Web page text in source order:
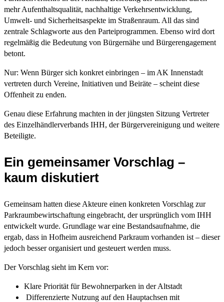
mehr Aufenthaltsqualität, nachhaltige Verkehrsentwicklung,
Umwelt- und Sicherheitsaspekte im Straßenraum. All das sind
zentrale Schlagworte aus den Parteiprogrammen. Ebenso wird dort
regelmäßig die Bedeutung von Bürgernähe und Bürgerengagement
betont.
Nur: Wenn Bürger sich konkret einbringen – im AK Innenstadt
vertreten durch Vereine, Initiativen und Beiräte – scheint diese
Offenheit zu enden.
Genau diese Erfahrung machten in der jüngsten Sitzung Vertreter
des Einzelhändlerverbands IHH, der Bürgervereinigung und weitere
Beteiligte.
Ein gemeinsamer Vorschlag –
kaum diskutiert
Gemeinsam hatten diese Akteure einen konkreten Vorschlag zur
Parkraumbewirtschaftung eingebracht, der ursprünglich vom IHH
entwickelt wurde. Grundlage war eine Bestandsaufnahme, die
ergab, dass in Hofheim ausreichend Parkraum vorhanden ist – dieser
jedoch besser organisiert und gesteuert werden muss.
Der Vorschlag sieht im Kern vor:
Klare Priorität für Bewohnerparken in der Altstadt
Differenzierte Nutzung auf den Hauptachsen mit